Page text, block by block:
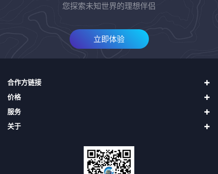
您探索未知世界的理想伴侣
立即体验
合作方链接
四维地球（中国四维）
天地图
二十一世纪空间
价格
直接升级VIP
购买奥维币再用奥维币升级VIP
服务
使用帮助
关于